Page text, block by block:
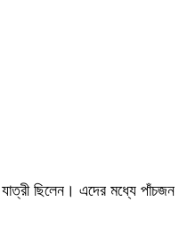
যাত্রী ছিলেন। এদের মধ্যে